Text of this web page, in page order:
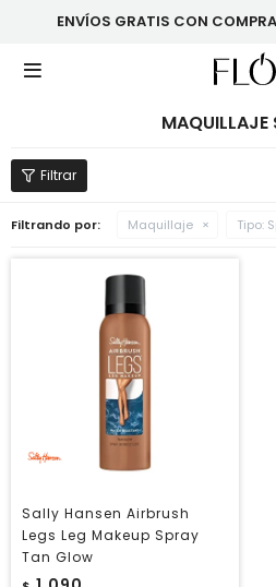
ENVÍOS GRATIS CON

MAQUILLAJE
Filtrando por: Maquillaje Tipo:
Sally Hansen Airbrush
Legs Leg Makeup Spray
Tan Glow